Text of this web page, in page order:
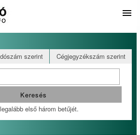
szerint Cégjegyzékszám szerint
első három betűjét.